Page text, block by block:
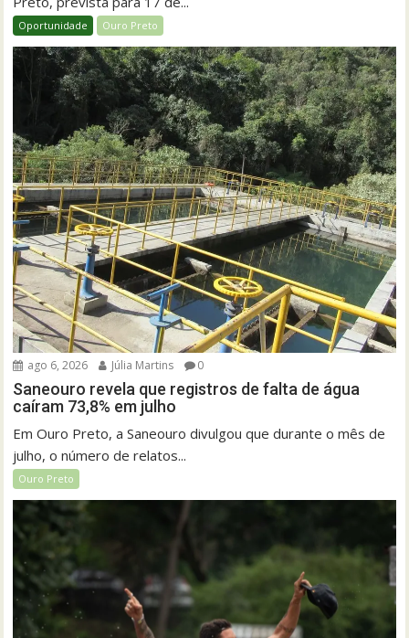
Oportunidade Ouro Preto
ago 6, 2026 Júlia Martins 0
Saneouro revela que registros de falta de água
caíram 73,8% em julho
Em Ouro Preto, a Saneouro divulgou que durante o mês de
julho, o número de relatos...
Ouro Preto